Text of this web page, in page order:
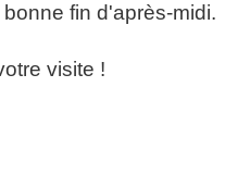
fin d'après-midi.
visite !